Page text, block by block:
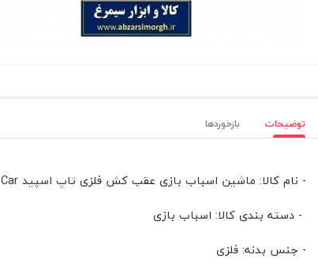
توضیحات بازخوردها
- نام کالا: ماشین اسباب بازی عقب کش فلزی تاپ اسپید Top Speed Car
- دسته بندی کالا: اسباب بازی
- جنس بدنه: فلزی